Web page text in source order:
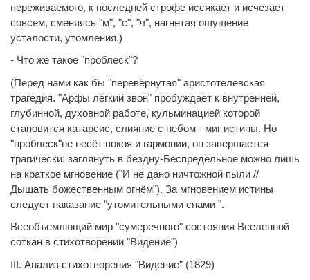
переживаемого, к последней строфе иссякает и исчезает
совсем, сменяясь "м", "с", "ч", нагнетая ощущение
усталости, утомления.)
- Что же такое "проблеск"?
(Перед нами как бы "перевёрнутая" аристотелевская
трагедия. "Арфы лёгкий звон" пробуждает к внутренней,
глубинной, духовной работе, кульминацией которой
становится катарсис, слияние с небом - миг истины. Но
"проблеск"не несёт покоя и гармонии, он завершается
трагически: заглянуть в бездну-Беспредельное можно лишь
на краткое мгновение ("И не дано ничтожной пыли //
Дышать божественным огнём"). За мгновением истины
следует наказание "утомительными снами ".
Всеобъемлющий мир "сумеречного" состояния Вселенной
соткан в стихотворении "Видение")
III. Анализ стихотворения "Видение” (1829)